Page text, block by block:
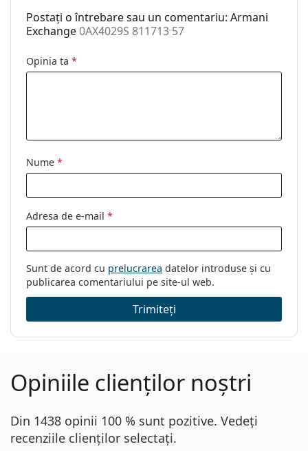
Postați o întrebare sau un comentariu: Armani
Exchange0AX4029S 811713 57
Opinia ta *
Nume *
Adresa de e-mail *
Sunt de acord cu prelucrarea datelor introduse și cu
publicarea comentariului pe site-ul web.
Trimiteți
Opiniile clienților noștri
Din 1438 opinii 100 % sunt pozitive. Vedeți
recenziile clienților selectați.